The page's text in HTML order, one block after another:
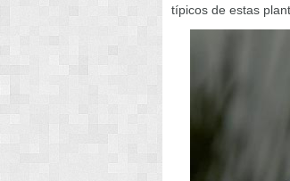
típicos de estas